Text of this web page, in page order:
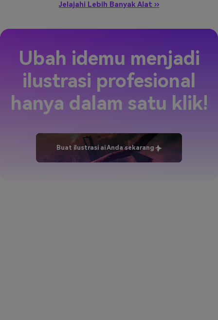
Jelajahi Lebih Banyak Alat ››
Ubah idemu menjadi
ilustrasi profesional
hanya dalam satu klik!
Buat ilustrasi ai Anda sekarang